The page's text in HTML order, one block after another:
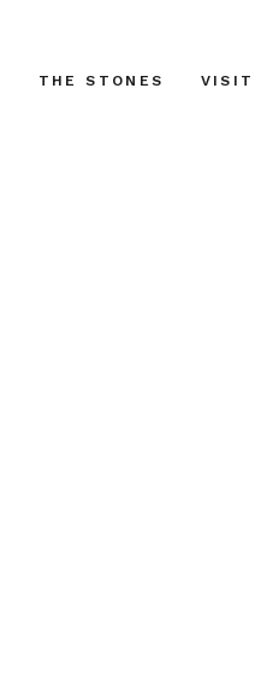
THE STONES VISIT